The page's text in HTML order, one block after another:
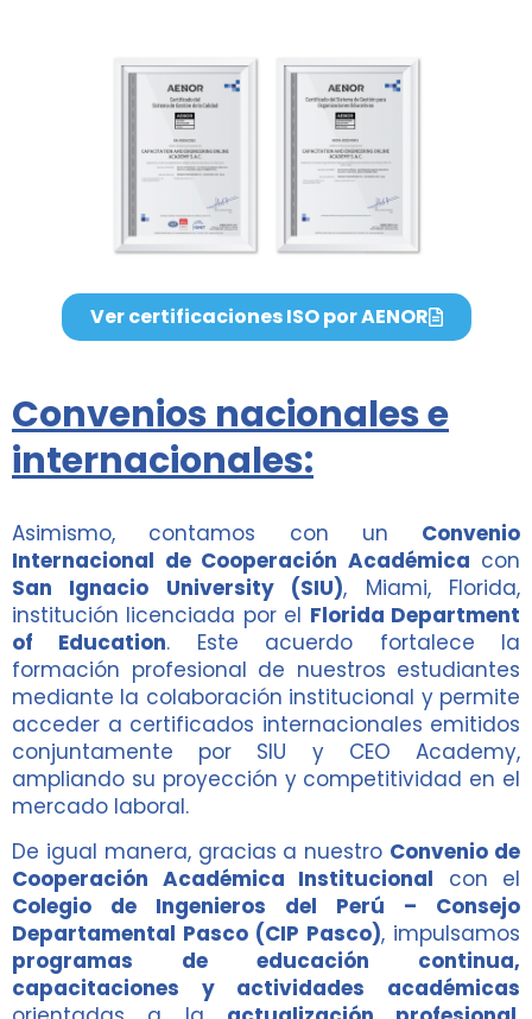
Ver certificaciones ISO por AENOR
Convenios nacionales e
internacionales:
Asimismo, contamos con un Convenio
Internacional de Cooperación Académica con
San Ignacio University (SIU), Miami, Florida,
institución licenciada por el Florida Department
of Education. Este acuerdo fortalece la
formación profesional de nuestros estudiantes
mediante la colaboración institucional y permite
acceder a certificados internacionales emitidos
conjuntamente por SIU y CEO Academy,
ampliando su proyección y competitividad en el
mercado laboral.
De igual manera, gracias a nuestro Convenio de
Cooperación Académica Institucional con el
Colegio de Ingenieros del Perú – Consejo
Departamental Pasco (CIP Pasco), impulsamos
programas de educación continua,
capacitaciones y actividades académicas